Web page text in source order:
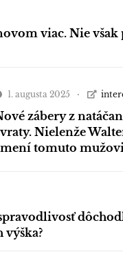
viac. Nie však
1. augusta 2025
zábery z
Nielenže
tomuto
výška?